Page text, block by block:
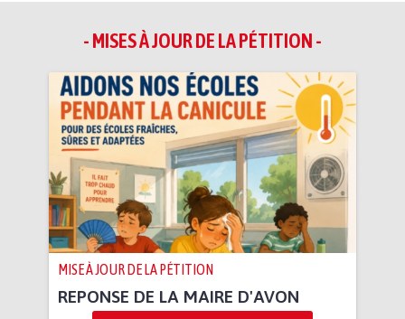
- MISES À JOUR DE LA PÉTITION -
MISE À JOUR DE LA PÉTITION
REPONSE DE LA MAIRE D'AVON